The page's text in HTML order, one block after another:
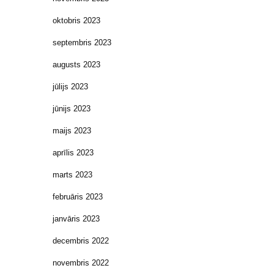
oktobris 2023
septembris 2023
augusts 2023
jūlijs 2023
jūnijs 2023
maijs 2023
aprīlis 2023
marts 2023
februāris 2023
janvāris 2023
decembris 2022
novembris 2022